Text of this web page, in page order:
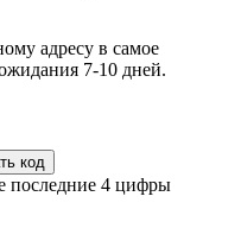
адресу в самое
7-10 дней.
код
последние 4 цифры